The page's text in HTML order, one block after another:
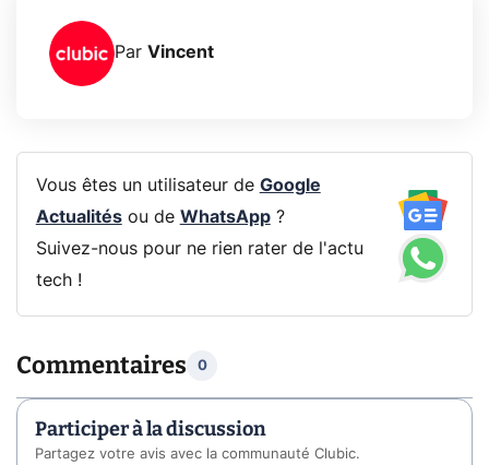
Par Vincent
Vous êtes un utilisateur de Google
Actualitésou de WhatsApp?
Suivez-nous pour ne rien rater de l'actu
tech !
Commentaires 0
Participer à la discussion
Partagez votre avis avec la communauté Clubic.